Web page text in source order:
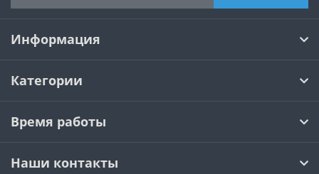
Информация
Категории
Время работы
Наши контакты